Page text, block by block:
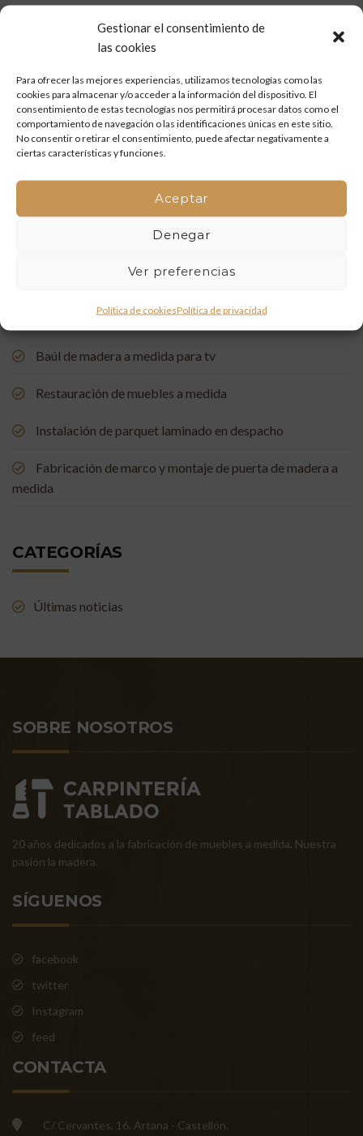
Gestionar el consentimiento de
las cookies
Para ofrecer las mejores experiencias, utilizamos tecnologías como las
cookies para almacenar y/o acceder a la información del dispositivo. El
consentimiento de estas tecnologías nos permitirá procesar datos como el
comportamiento de navegación o las identificaciones únicas en este sitio.
No consentir o retirar el consentimiento, puede afectar negativamente a
ciertas características y funciones.
Aceptar
Denegar
Ver preferencias
Política de cookiesPolítica de privacidad
Restauración de un portón de madera en Onda: tradición
Mueble de baño a medida con acabado en nogal
Un rincón de estudio único: restauración y carpintería a
Restauración de una Capelleta de Visita Domiciliaria: Un
Puerta de entrada a medida, de madera de pino suecia
Baúl de madera a medida para tv
Restauración de muebles a medida
Instalación de parquet laminado en despacho
Fabricación de marco y montaje de puerta de madera a
medida
CATEGORÍAS
Últimas noticias
SOBRE NOSOTROS
20 años dedicados a la fabricación de muebles a medida. Nuestra
pasión la madera.
SÍGUENOS
facebook
twitter
Instagram
feed
CONTACTA
C/ Cervantes, 16. Artana - Castellón.